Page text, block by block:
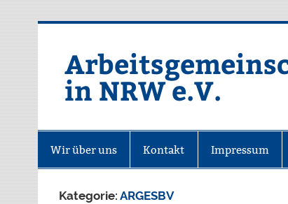
in NRW e.V.
Wir über uns Kontakt Impressum
Kategorie:ARGESBV